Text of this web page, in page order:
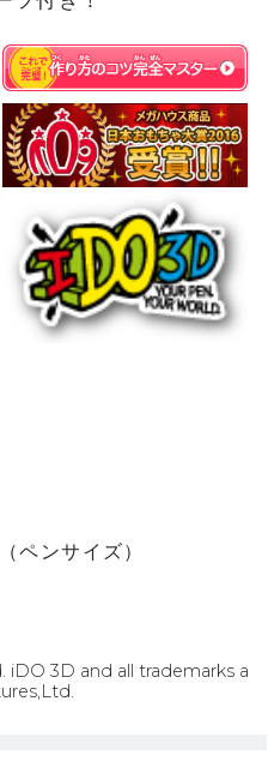
ンサイズ）
3D and all trademarks a